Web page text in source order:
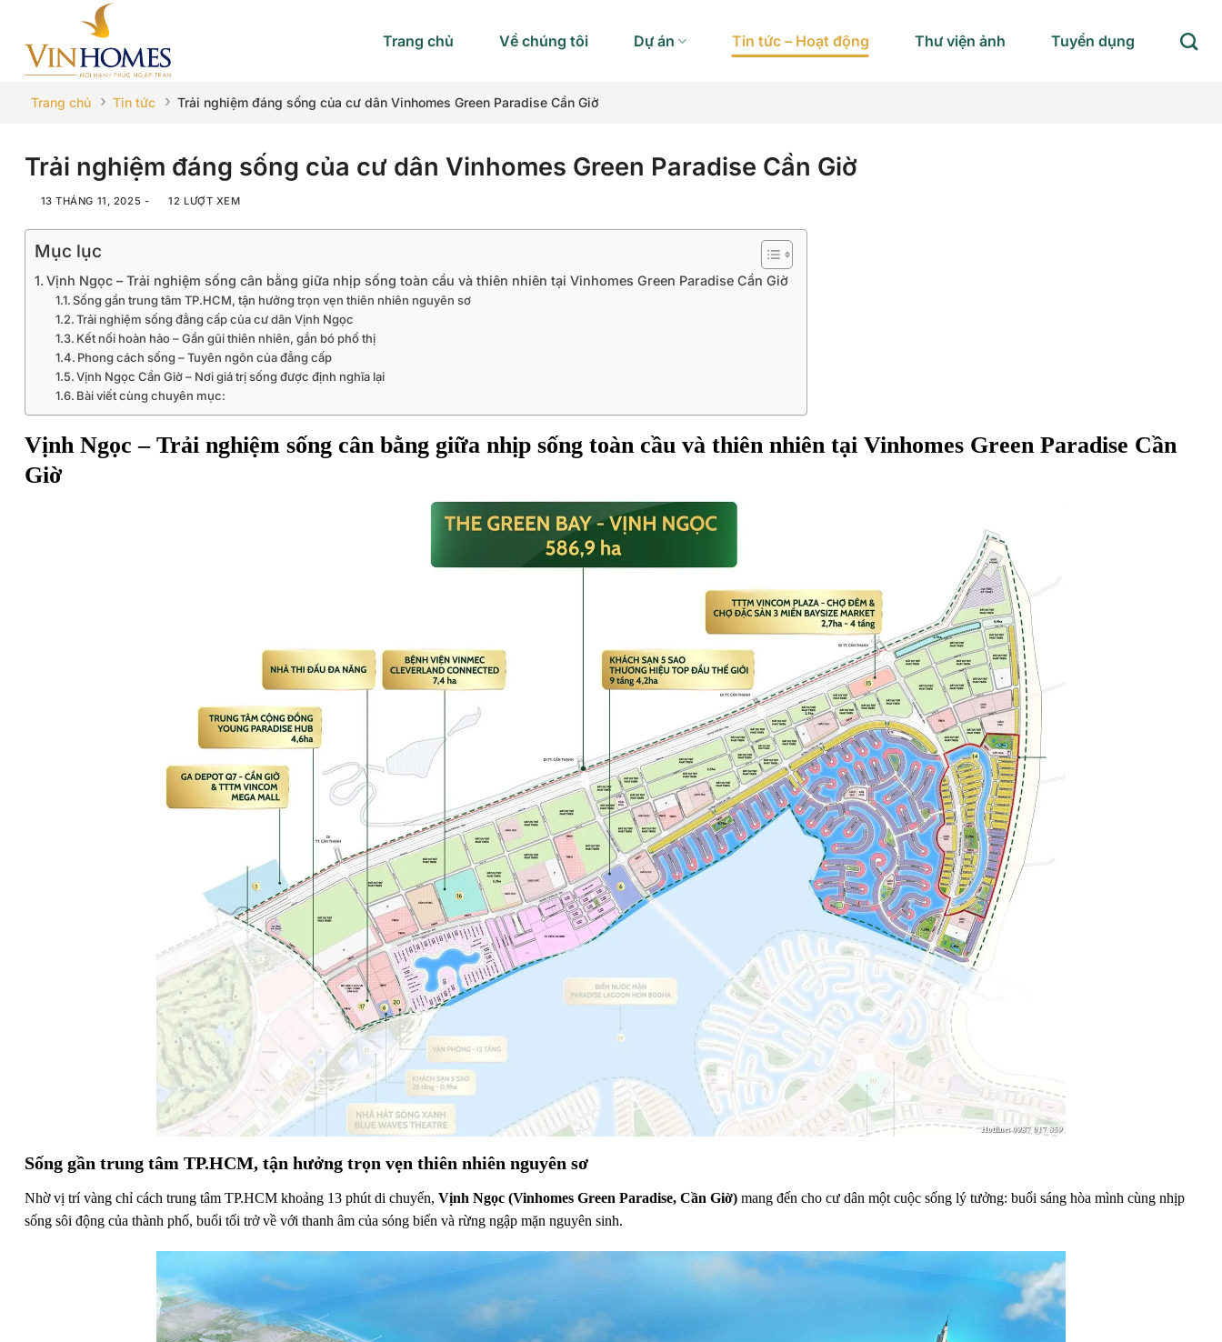
dung
Trang chủ Về chúng tôi Dự án Tin tức – Hoạt động Thư viện ảnh Tuyển dụng
Trang chủ › Tin tức › Trải nghiệm đáng sống của cư dân Vinhomes Green Paradise Cần Giờ
Trải nghiệm đáng sống của cư dân Vinhomes Green Paradise Cần Giờ
13 THÁNG 11, 2025 - 12 LƯỢT XEM
Mục lục
Vịnh Ngọc – Trải nghiệm sống cân bằng giữa nhịp sống toàn cầu và thiên nhiên tại Vinhomes Green Paradise Cần Giờ
Sống gần trung tâm TP.HCM, tận hưởng trọn vẹn thiên nhiên nguyên sơ
Trải nghiệm sống đẳng cấp của cư dân Vịnh Ngọc
Kết nối hoàn hảo – Gần gũi thiên nhiên, gắn bó phố thị
Phong cách sống – Tuyên ngôn của đẳng cấp
Vịnh Ngọc Cần Giờ – Nơi giá trị sống được định nghĩa lại
Bài viết cùng chuyên mục:
Vịnh Ngọc – Trải nghiệm sống cân bằng giữa nhịp sống toàn cầu và thiên nhiên tại Vinhomes Green Paradise Cần
Giờ
Sống gần trung tâm TP.HCM, tận hưởng trọn vẹn thiên nhiên nguyên sơ
Nhờ vị trí vàng chỉ cách trung tâm TP.HCM khoảng 13 phút di chuyển, Vịnh Ngọc (Vinhomes Green Paradise, Cần Giờ) mang đến cho cư dân một cuộc sống lý tưởng: buổi sáng hòa mình cùng nhịp
sống sôi động của thành phố, buổi tối trở về với thanh âm của sóng biển và rừng ngập mặn nguyên sinh.